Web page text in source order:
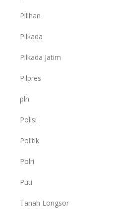
Pilihan
Pilkada
Pilkada Jatim
Pilpres
pln
Polisi
Politik
Polri
Puti
Tanah Longsor